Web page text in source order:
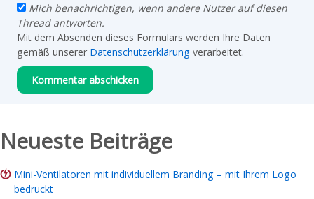
Mich benachrichtigen, wenn andere Nutzer auf diesen
Thread antworten.
Mit dem Absenden dieses Formulars werden Ihre Daten
gemäß unserer Datenschutzerklärung verarbeitet.
Neueste Beiträge
Mini-Ventilatoren mit individuellem Branding – mit Ihrem Logo
bedruckt